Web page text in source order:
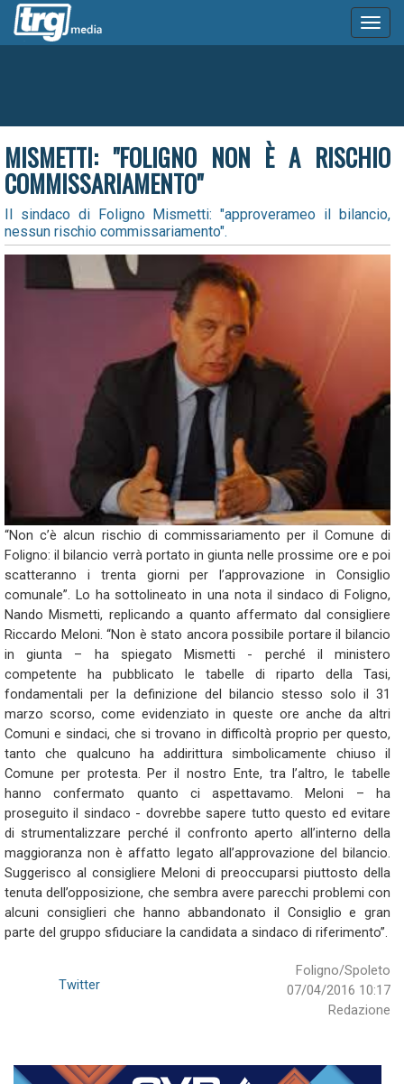
MISMETTI: "FOLIGNO NON È A RISCHIO
COMMISSARIAMENTO"
Il sindaco di Foligno Mismetti: "approverameo il bilancio,
nessun rischio commissariamento".
“Non c’è alcun rischio di commissariamento per il Comune di
Foligno: il bilancio verrà portato in giunta nelle prossime ore e poi
scatteranno i trenta giorni per l’approvazione in Consiglio
comunale”. Lo ha sottolineato in una nota il sindaco di Foligno,
Nando Mismetti, replicando a quanto affermato dal consigliere
Riccardo Meloni. “Non è stato ancora possibile portare il bilancio
in giunta – ha spiegato Mismetti - perché il ministero
competente ha pubblicato le tabelle di riparto della Tasi,
fondamentali per la definizione del bilancio stesso solo il 31
marzo scorso, come evidenziato in queste ore anche da altri
Comuni e sindaci, che si trovano in difficoltà proprio per questo,
tanto che qualcuno ha addirittura simbolicamente chiuso il
Comune per protesta. Per il nostro Ente, tra l’altro, le tabelle
hanno confermato quanto ci aspettavamo. Meloni – ha
proseguito il sindaco - dovrebbe sapere tutto questo ed evitare
di strumentalizzare perché il confronto aperto all’interno della
maggioranza non è affatto legato all’approvazione del bilancio.
Suggerisco al consigliere Meloni di preoccuparsi piuttosto della
tenuta dell’opposizione, che sembra avere parecchi problemi con
alcuni consiglieri che hanno abbandonato il Consiglio e gran
parte del gruppo sfiduciare la candidata a sindaco di riferimento”.
Foligno/Spoleto
07/04/2016 10:17
Redazione
Twitter